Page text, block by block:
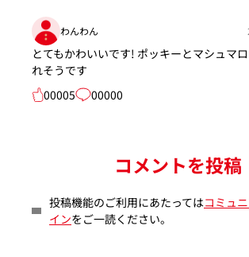
わんわん
とてもかわいいです! ポッキーとマシュマ
れそうです
00005
00000
コメントを投稿
投稿機能のご利用にあたってはコミュ
インをご一読ください。